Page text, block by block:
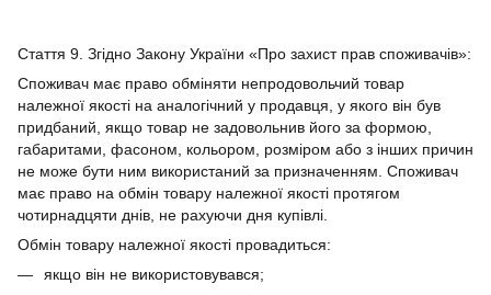
Стаття 9. Згідно Закону України «Про захист прав споживачів»:
Споживач має право обміняти непродовольчий товар
належної якості на аналогічний у продавця, у якого він був
придбаний, якщо товар не задовольнив його за формою,
габаритами, фасоном, кольором, розміром або з інших причин
не може бути ним використаний за призначенням. Споживач
має право на обмін товару належної якості протягом
чотирнадцяти днів, не рахуючи дня купівлі.
Обмін товару належної якості провадиться:
якщо він не використовувався;